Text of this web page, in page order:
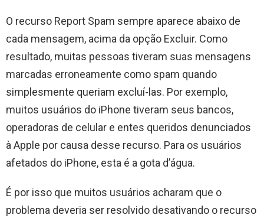
O recurso Report Spam sempre aparece abaixo de
cada mensagem, acima da opção Excluir. Como
resultado, muitas pessoas tiveram suas mensagens
marcadas erroneamente como spam quando
simplesmente queriam excluí-las. Por exemplo,
muitos usuários do iPhone tiveram seus bancos,
operadoras de celular e entes queridos denunciados
à Apple por causa desse recurso. Para os usuários
afetados do iPhone, esta é a gota d’água.
É por isso que muitos usuários acharam que o
problema deveria ser resolvido desativando o recurso